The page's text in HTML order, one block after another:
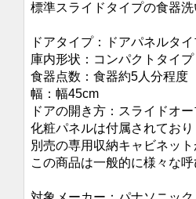
標準スライドタイプの食器
ドアタイプ：ドアパネルタ
庫内形状：コンパクトタイ
食器点数：食器約5人分程度
幅：幅45cm
ドアの開き方：スライドオ
化粧パネルは付属されてお
別売の専用収納キャビネッ
この商品は一般的に様々